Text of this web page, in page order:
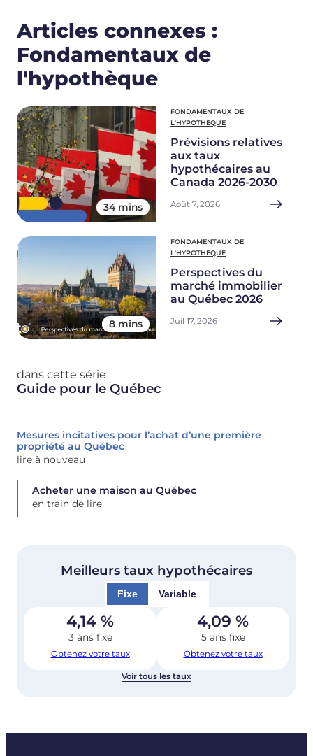
Articles connexes :
Fondamentaux de
l'hypothèque
34 mins
FONDAMENTAUX DE
L'HYPOTHÈQUE
Prévisions relatives
aux taux
hypothécaires au
Canada 2026-2030
Août 7, 2026
8 mins
FONDAMENTAUX DE
L'HYPOTHÈQUE
Perspectives du
marché immobilier
au Québec 2026
Juil 17, 2026
dans cette série
Guide pour le Québec
Mesures incitatives pour l’achat d’une première
propriété au Québec
lire à nouveau
Acheter une maison au Québec
en train de lire
Meilleurs taux hypothécaires
Fixe Variable
4,14 %
3 ans fixe
Obtenez votre taux
4,09 %
5 ans fixe
Obtenez votre taux
Voir tous les taux